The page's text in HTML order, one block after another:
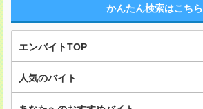
かんたん検索はこちら
エンバイトTOP
人気のバイト